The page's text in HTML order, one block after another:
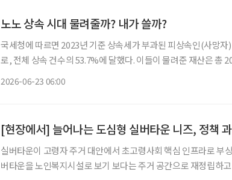
노노 상속 시대 물려줄까? 내가 쓸까?
국세청에 따르면 2023년 기준 상속세가 부과된 피상속인(사망자
로, 전체 상속 건수의 53.7%에 달했다. 이들이 물려준 재산은 총
2026-06-23 06:00
[현장에서] 늘어나는 도심형 실버타운 니즈, 정책
실버타운이 고령자 주거 대안에서 초고령사회 핵심 인프라로 부
버타운을 노인복지시설로 보기 보다는 주거 공간으로 재정립하